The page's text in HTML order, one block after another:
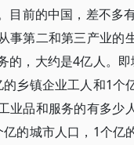
目前的中国，差不多
事第二和第三产业的
的，大约是4亿人。
乡镇企业工人和1个
业品和服务的有多少
的城市人口，1个亿